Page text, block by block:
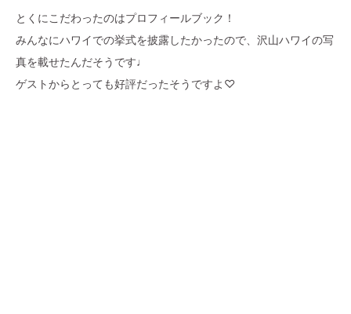
とくにこだわったのはプロフィールブック！
みんなにハワイでの挙式を披露したかったので、沢山ハワイの写
真を載せたんだそうです♩
ゲストからとっても好評だったそうですよ♡